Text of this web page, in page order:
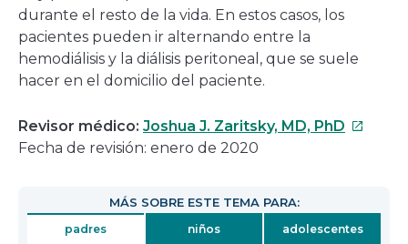
durante el resto de la vida. En estos casos, los
pacientes pueden ir alternando entre la
hemodiálisis y la diálisis peritoneal, que se suele
hacer en el domicilio del paciente.
Revisor médico: Joshua J. Zaritsky, MD, PhD Este
en
una
Fecha de revisión: enero de 2020
MÁS SOBRE ESTE TEMA PARA:
padres niños adolescentes